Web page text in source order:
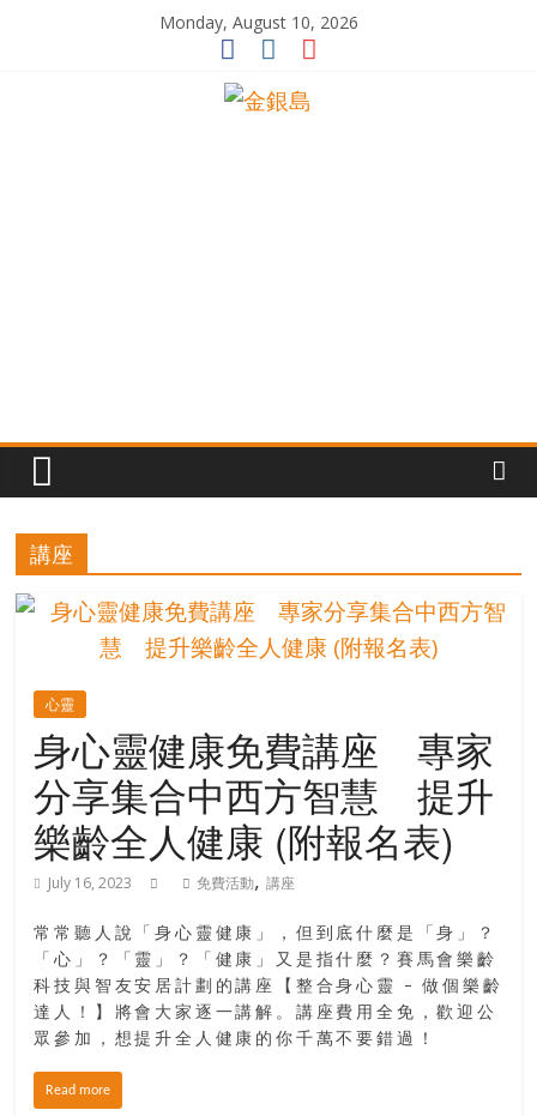
Monday, August 10, 2026
命
的
寶
藏
金
銀
共
享
共
共
人
生
下
半
講座
心靈
身心靈健康免費講座 專家
分享集合中西方智慧 提升
樂齡全人健康 (附報名表)
July 16, 2023 免費活動,講座
常常聽人說「身心靈健康」，但到底什麼是「身」？
「心」？「靈」？「健康」又是指什麼？賽馬會樂齡
科技與智友安居計劃的講座【整合身心靈 – 做個樂齡
達人！】將會大家逐一講解。講座費用全免，歡迎公
眾參加，想提升全人健康的你千萬不要錯過！
Read more